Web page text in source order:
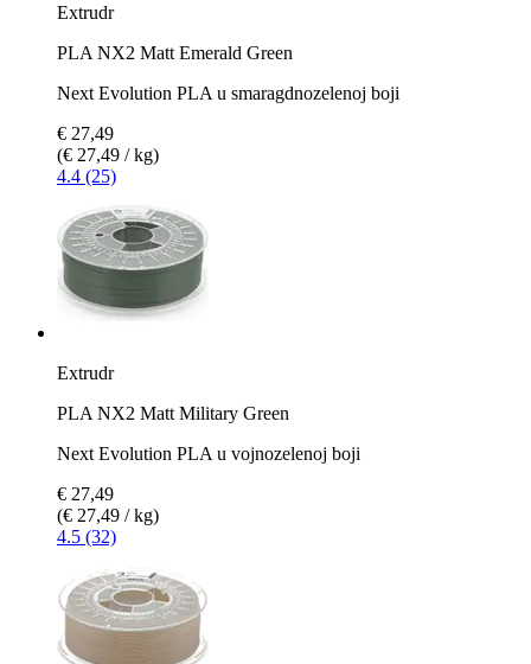
Extrudr
PLA NX2 Matt Emerald Green
Next Evolution PLA u smaragdnozelenoj boji
€ 27,49
(€ 27,49 / kg)
4.4 (25)
Extrudr
PLA NX2 Matt Military Green
Next Evolution PLA u vojnozelenoj boji
€ 27,49
(€ 27,49 / kg)
4.5 (32)